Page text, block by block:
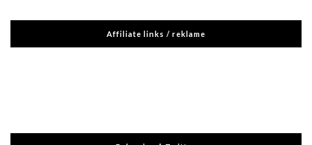
Affiliate links / reklame